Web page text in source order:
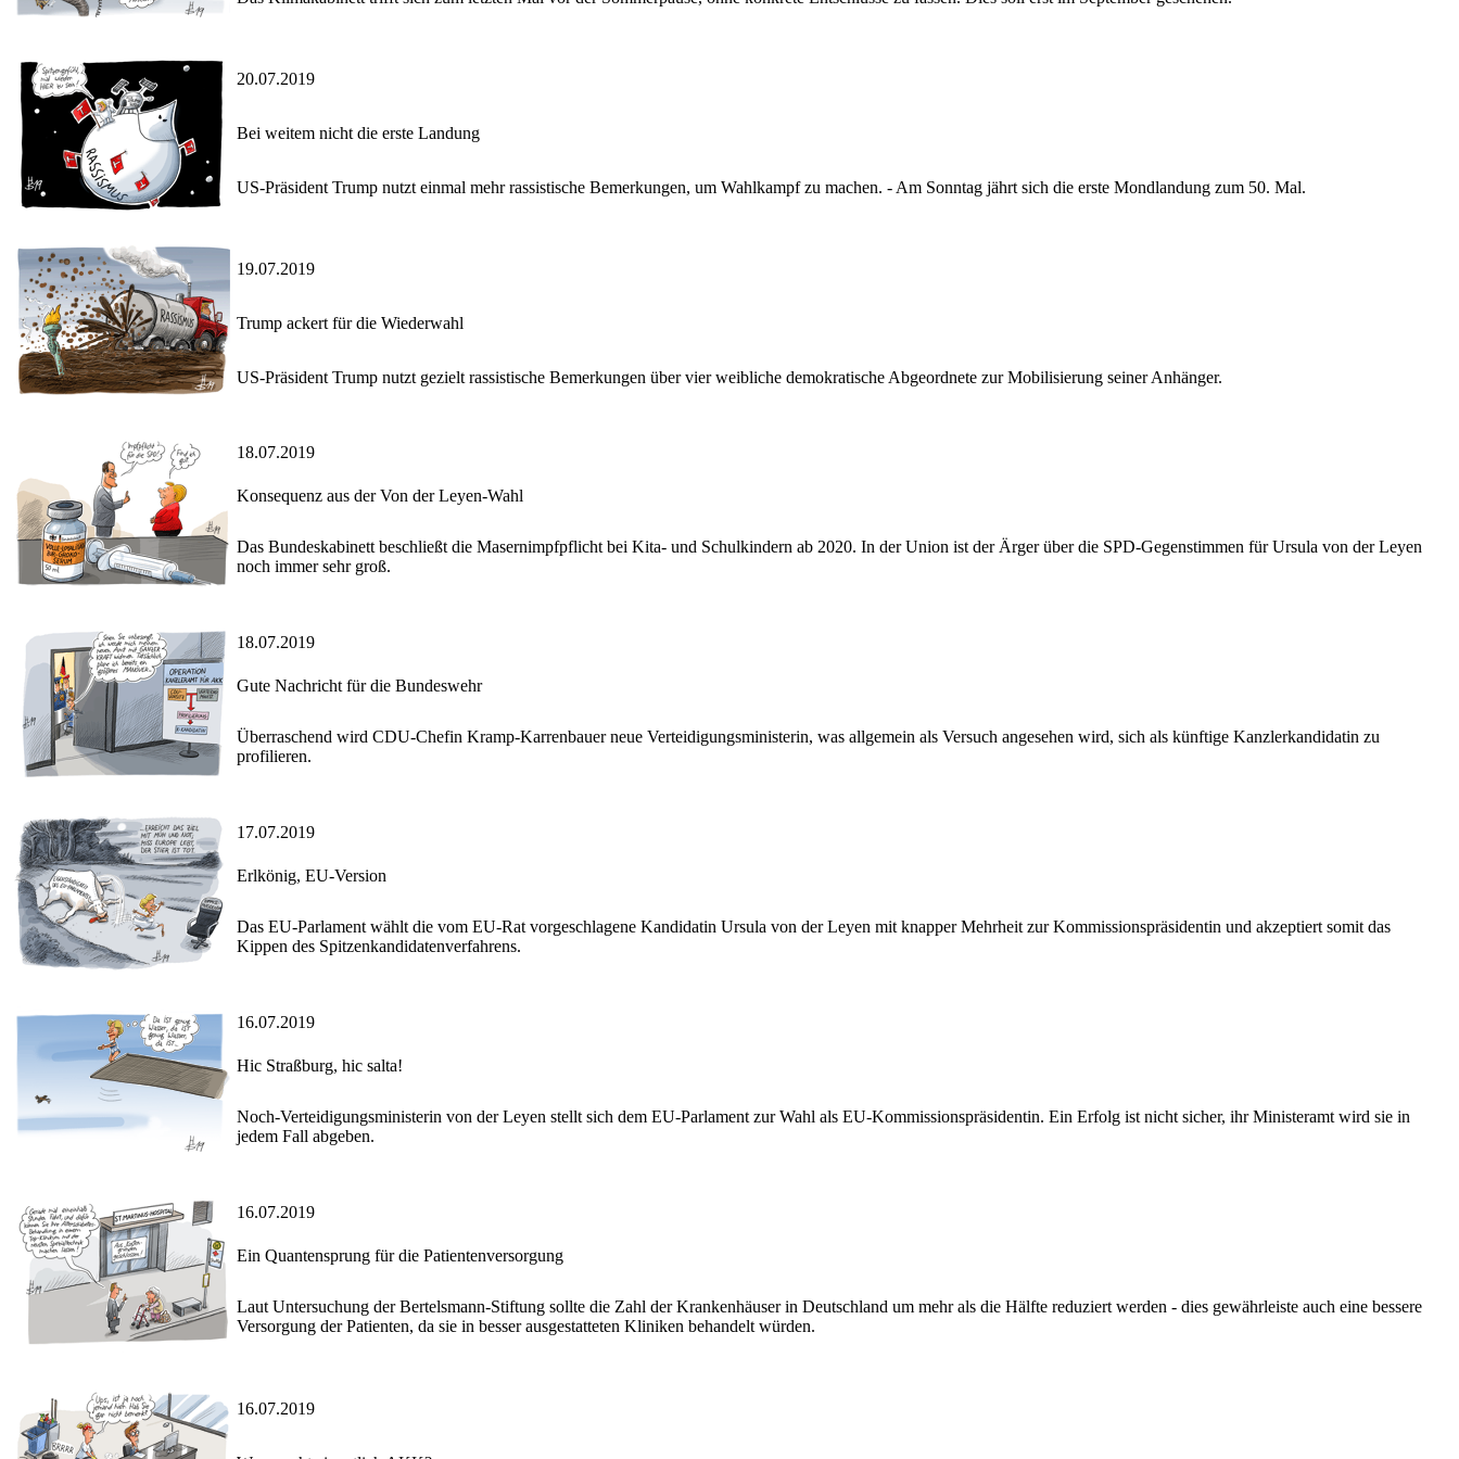
20.07.2019
Bei weitem nicht die erste Landung
US-Präsident Trump nutzt einmal mehr rassistische Bemerkungen, um Wahlkampf zu machen. - Am Sonntag jährt sich die erste Mondlandung zum 50. Mal.
19.07.2019
Trump ackert für die Wiederwahl
US-Präsident Trump nutzt gezielt rassistische Bemerkungen über vier weibliche demokratische Abgeordnete zur Mobilisierung seiner Anhänger.
18.07.2019
Konsequenz aus der Von der Leyen-Wahl
Das Bundeskabinett beschließt die Masernimpfpflicht bei Kita- und Schulkindern ab 2020. In der Union ist der Ärger über die SPD-Gegenstimmen für Ursula von der Leyen
noch immer sehr groß.
18.07.2019
Gute Nachricht für die Bundeswehr
Überraschend wird CDU-Chefin Kramp-Karrenbauer neue Verteidigungsministerin, was allgemein als Versuch angesehen wird, sich als künftige Kanzlerkandidatin zu
profilieren.
17.07.2019
Erlkönig, EU-Version
Das EU-Parlament wählt die vom EU-Rat vorgeschlagene Kandidatin Ursula von der Leyen mit knapper Mehrheit zur Kommissionspräsidentin und akzeptiert somit das
Kippen des Spitzenkandidatenverfahrens.
16.07.2019
Hic Straßburg, hic salta!
Noch-Verteidigungsministerin von der Leyen stellt sich dem EU-Parlament zur Wahl als EU-Kommissionspräsidentin. Ein Erfolg ist nicht sicher, ihr Ministeramt wird sie in
jedem Fall abgeben.
16.07.2019
Ein Quantensprung für die Patientenversorgung
Laut Untersuchung der Bertelsmann-Stiftung sollte die Zahl der Krankenhäuser in Deutschland um mehr als die Hälfte reduziert werden - dies gewährleiste auch eine bessere
Versorgung der Patienten, da sie in besser ausgestatteten Kliniken behandelt würden.
16.07.2019